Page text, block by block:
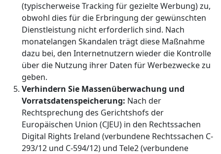
(typischerweise Tracking für gezielte Werbung) zu,
obwohl dies für die Erbringung der gewünschten
Dienstleistung nicht erforderlich sind. Nach
monatelangen Skandalen trägt diese Maßnahme
dazu bei, den Internetnutzern wieder die Kontrolle
über die Nutzung ihrer Daten für Werbezwecke zu
geben.
Verhindern Sie Massenüberwachung und
Vorratsdatenspeicherung: Nach der
Rechtsprechung des Gerichtshofs der
Europäischen Union (CJEU) in den Rechtssachen
Digital Rights Ireland (verbundene Rechtssachen C-
293/12 und C-594/12) und Tele2 (verbundene